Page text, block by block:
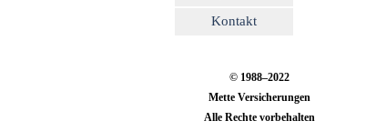
Kontakt
© 1988–2022
Mette Versicherungen
Alle Rechte vorbehalten